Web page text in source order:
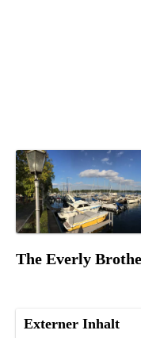
The Everly
Externer Inhalt